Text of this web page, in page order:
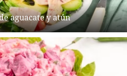
aguacate y atún